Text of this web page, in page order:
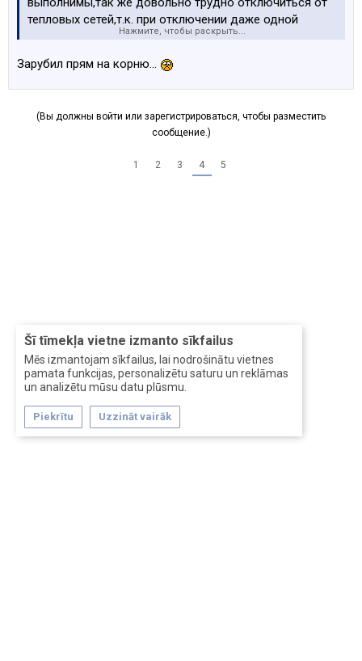
Šī tīmekļa vietne izmanto sīkfailus
Mēs izmantojam sīkfailus, lai nodrošinātu vietnes
pamata funkcijas, personalizētu saturu un reklāmas
un analizētu mūsu datu plūsmu.
Piekrītu Uzzināt vairāk
тепловых сетей,т.к. при отключении даже одной
квартиры нарушается балансировка целой ветки и
восстановлению нормального фунционирования
системы,которые теоритически и юридически могут
Если есть еще вопросы-спрашивайте
Нажмите, чтобы раскрыть...
Зарубил прям на корню...
(Вы должны войти или зарегистрироваться, чтобы разместить
сообщение.)
1 2 3 4 5